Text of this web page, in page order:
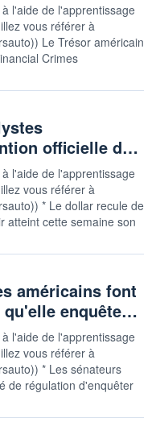
l'aide de l'apprentissage
vous référer à
Le Trésor américain
Crimes
officielle d…
l'aide de l'apprentissage
vous référer à
* Le dollar recule de
atteint cette semaine son
américains font
qu'elle enquête…
l'aide de l'apprentissage
vous référer à
* Les sénateurs
de régulation d'enquêter